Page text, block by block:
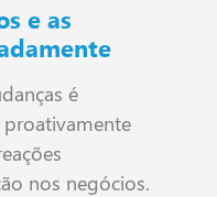
e as
é
proativamente
nos negócios.